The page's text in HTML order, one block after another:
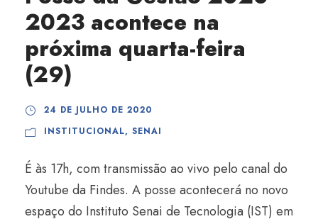
2023 acontece na
próxima quarta-feira
(29)
24 DE JULHO DE 2020
INSTITUCIONAL, SENAI
É às 17h, com transmissão ao vivo pelo canal do
Youtube da Findes. A posse acontecerá no novo
espaço do Instituto Senai de Tecnologia (IST) em